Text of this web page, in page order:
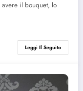
avere il bouquet, lo
Leggi Il Seguito